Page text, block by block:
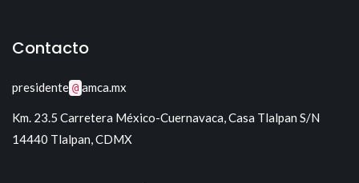
Contacto
presidente @ amca.mx
Km. 23.5 Carretera México-Cuernavaca, Casa Tlalpan S/N
14440 Tlalpan, CDMX